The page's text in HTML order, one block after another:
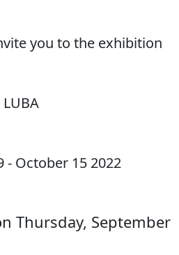
you to the exhibition
LUBA
- October 15 2022
Thursday, September